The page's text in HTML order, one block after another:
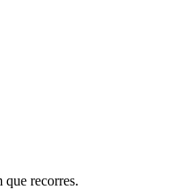
que recorres.